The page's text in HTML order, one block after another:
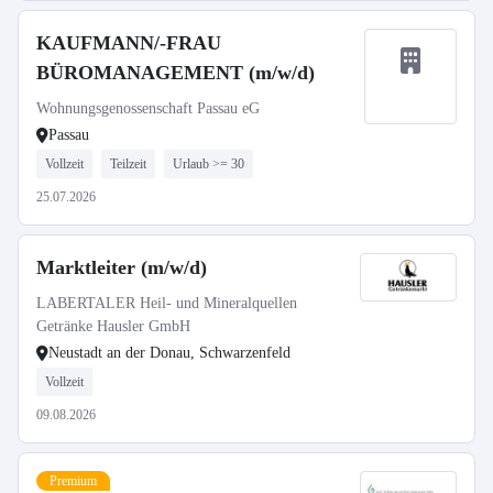
KAUFMANN/-FRAU
BÜROMANAGEMENT (m/w/d)
Wohnungsgenossenschaft Passau eG
Passau
Vollzeit Teilzeit Urlaub >= 30
25.07.2026
Marktleiter (m/w/d)
LABERTALER Heil- und Mineralquellen
Getränke Hausler GmbH
Neustadt an der Donau, Schwarzenfeld
Vollzeit
09.08.2026
Premium